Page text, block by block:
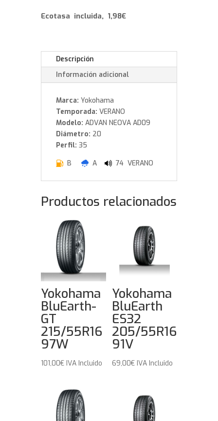
cantidad
Ecotasa incluida, 1,98€
Descripción
Información adicional
Marca: Yokohama
Temporada: VERANO
Modelo: ADVAN NEOVA AD09
Diámetro: 20
Perfil: 35
B
A 74 VERANO
Productos relacionados
Yokohama
BluEarth-
GT
215/55R16
97W
101,00€ IVA Incluido
Yokohama
BluEarth
ES32
205/55R16
91V
69,00€ IVA Incluido